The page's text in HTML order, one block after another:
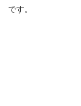
です。